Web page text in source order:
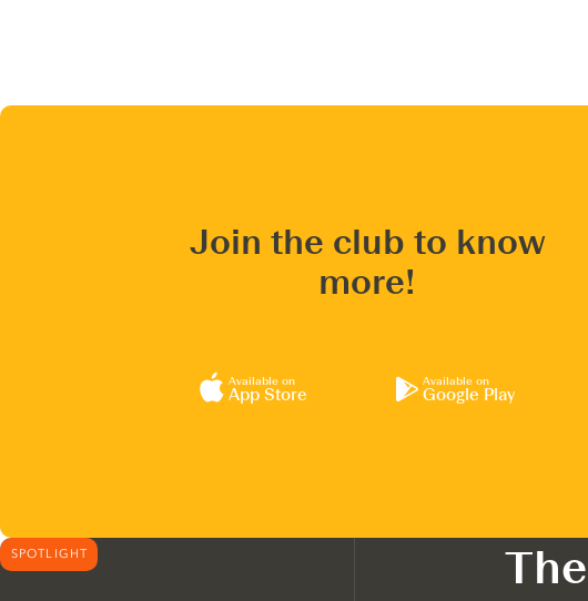
Join the club to know
more!
Available on
App Store
Available on
Google Play
SPOTLIGHT